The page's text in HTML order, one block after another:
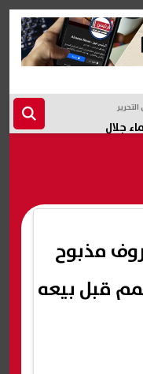
جلال
مذبوح
قبل بيعه